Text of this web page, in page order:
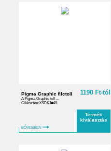
Pigma Graphic filctoll
A Pigma Graphic toll ...
Cikkszám:XSDK1#49
BŐVEBBEN
1190 Ft-tól
Termék
kiválasztás